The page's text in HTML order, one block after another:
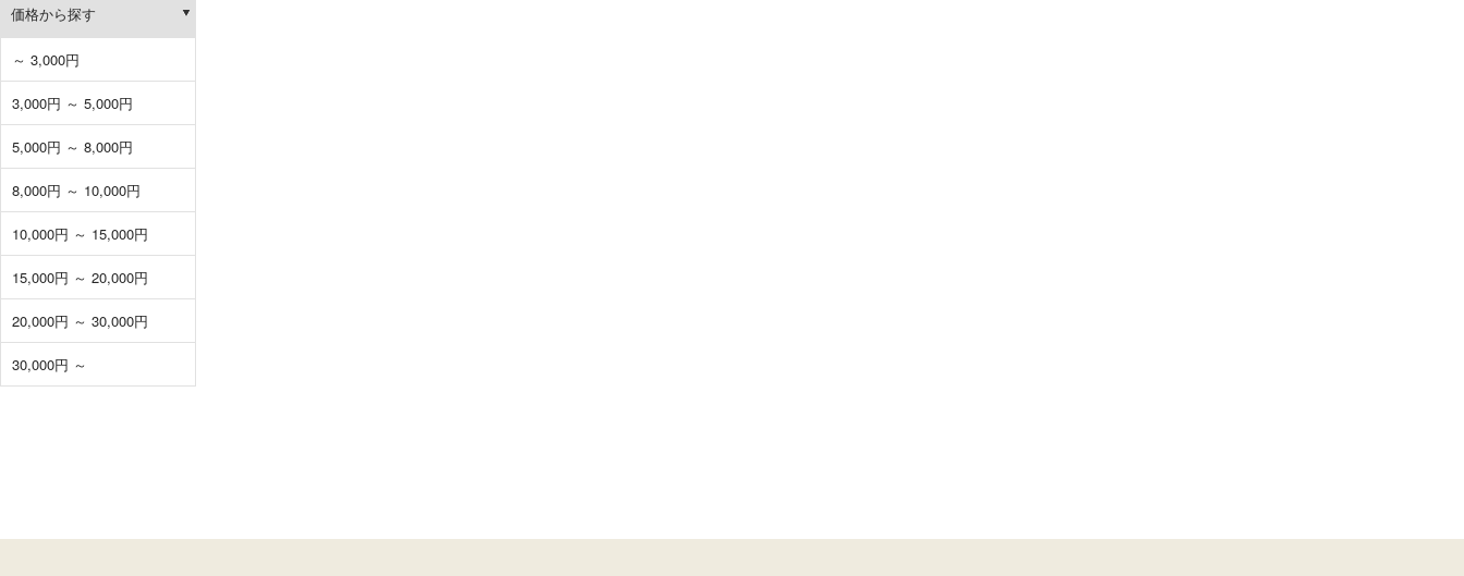
価格から探す
～ 3,000円
3,000円 ～ 5,000円
5,000円 ～ 8,000円
8,000円 ～ 10,000円
10,000円 ～ 15,000円
15,000円 ～ 20,000円
20,000円 ～ 30,000円
30,000円 ～